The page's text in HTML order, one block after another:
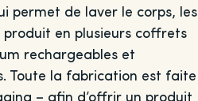
permet de laver le corps, les
produit en plusieurs coffrets
rechargeables et
Toute la fabrication est faite
– afin d’offrir un produit